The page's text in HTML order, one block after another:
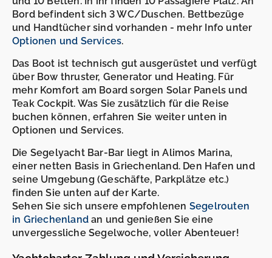
Bord befindent sich 3 WC/Duschen. Bettbezüge
und Handtücher sind vorhanden - mehr Info unter
Optionen und Services.
Das Boot ist technisch gut ausgerüstet und verfügt
über Bow thruster, Generator und Heating. Für
mehr Komfort am Board sorgen Solar Panels und
Teak Cockpit. Was Sie zusätzlich für die Reise
buchen können, erfahren Sie weiter unten in
Optionen und Services.
Die Segelyacht Bar-Bar liegt in Alimos Marina,
einer netten Basis in Griechenland. Den Hafen und
seine Umgebung (Geschäfte, Parkplätze etc.)
finden Sie unten auf der Karte.
Sehen Sie sich unsere empfohlenen Segelrouten
in Griechenland an und genießen Sie eine
unvergessliche Segelwoche, voller Abenteuer!